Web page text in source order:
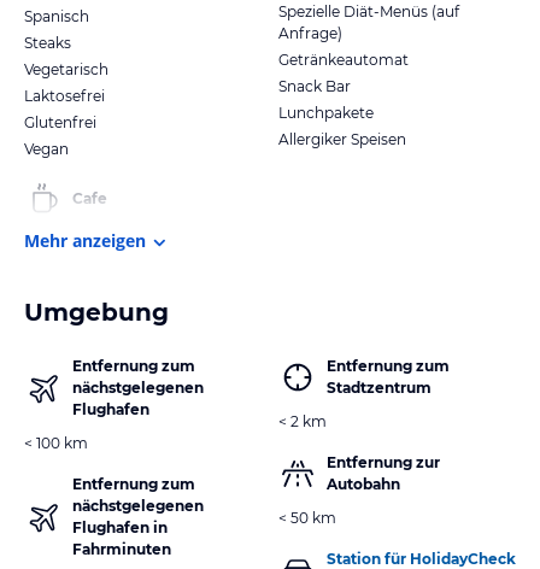
Spanisch
Steaks
Vegetarisch
Laktosefrei
Glutenfrei
Vegan
Cafe
Spezielle Diät-Menüs (auf
Anfrage)
Getränkeautomat
Snack Bar
Lunchpakete
Allergiker Speisen
Mehr anzeigen
Umgebung
Entfernung zum
nächstgelegenen
Flughafen
< 100 km
Entfernung zum
nächstgelegenen
Flughafen in
Fahrminuten
Entfernung zum
Stadtzentrum
< 2 km
Entfernung zur
Autobahn
< 50 km
Station für HolidayCheck